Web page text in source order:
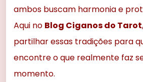
ambos buscam harmonia e
Aqui no Blog Ciganos do Tarot
partilhar essas tradições para
encontre o que realmente faz
momento.